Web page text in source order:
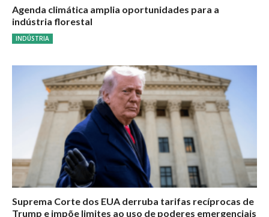
Agenda climática amplia oportunidades para a
indústria florestal
INDÚSTRIA
Suprema Corte dos EUA derruba tarifas recíprocas de
Trump e impõe limites ao uso de poderes emergenciais